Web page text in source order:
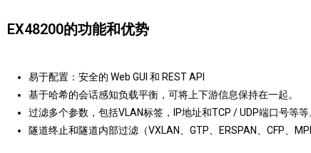
EX48200的功能和优势
易于配置：安全的 Web GUI 和 REST API
基于哈希的会话感知负载平衡，可将上下游信息保持在一起。
过滤多个参数，包括VLAN标签，IP地址和TCP / UDP端口号等等
隧道终止和隧道内部过滤（VXLAN、GTP、ERSPAN、CFP、